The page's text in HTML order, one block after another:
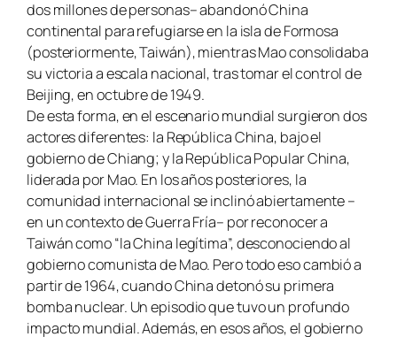
dos millones de personas– abandonó China
continental para refugiarse en la isla de Formosa
(posteriormente, Taiwán), mientras Mao consolidaba
su victoria a escala nacional, tras tomar el control de
Beijing, en octubre de 1949.
De esta forma, en el escenario mundial surgieron dos
actores diferentes: la República China, bajo el
gobierno de Chiang; y la República Popular China,
liderada por Mao. En los años posteriores, la
comunidad internacional se inclinó abiertamente –
en un contexto de Guerra Fría– por reconocer a
Taiwán como “la China legítima”, desconociendo al
gobierno comunista de Mao. Pero todo eso cambió a
partir de 1964, cuando China detonó su primera
bomba nuclear. Un episodio que tuvo un profundo
impacto mundial. Además, en esos años, el gobierno